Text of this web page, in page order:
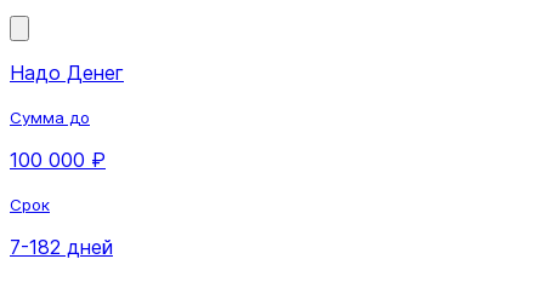
Надо Денег
Сумма до
100 000 ₽
Срок
7-182 дней